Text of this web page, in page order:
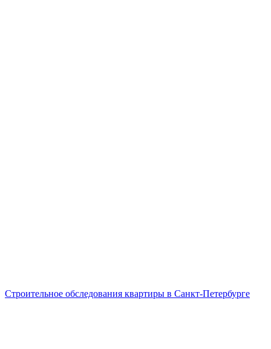
Строительное обследования квартиры в Санкт-Петербурге